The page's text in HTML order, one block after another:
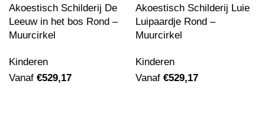
Akoestisch Schilderij De
Leeuw in het bos Rond –
Muurcirkel
Kinderen
Vanaf €529,17
Akoestisch Schilderij Luie
Luipaardje Rond –
Muurcirkel
Kinderen
Vanaf €529,17